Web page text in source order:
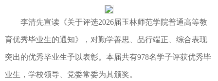
李清先宣读《关于评选2026届玉林师范学院普通高等教
育优秀毕业生的通知》，对勤学善思、品行端正、综合表现
突出的优秀毕业生予以表彰。本届共有978名学子评获优秀毕
业生，学校领导、党委常委为其颁奖。